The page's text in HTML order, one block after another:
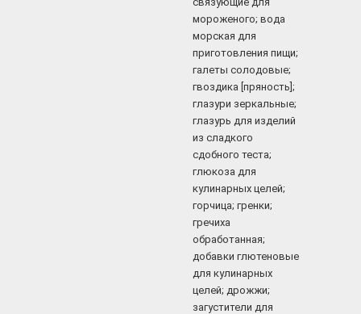
мороженого; вода
морская для
приготовления пищи;
галеты солодовые;
гвоздика [пряность];
глазури зеркальные;
глазурь для изделий
из сладкого
сдобного теста;
глюкоза для
кулинарных целей;
горчица; гренки;
гречиха
обработанная;
добавки глютеновые
для кулинарных
целей; дрожжи;
загустители для